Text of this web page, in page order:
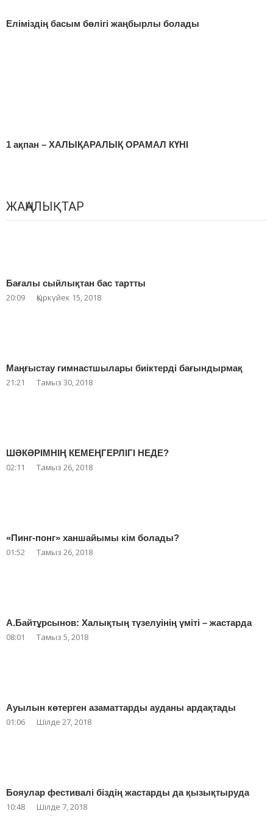
Еліміздің басым бөлігі жаңбырлы болады
1 ақпан – ХАЛЫҚАРАЛЫҚ ОРАМАЛ КҮНІ
ЖАҢАЛЫҚТАР
Бағалы сыйлықтан бас тартты
20:09 Қыркүйек 15, 2018
Маңғыстау гимнастшылары биіктерді бағындырмақ
21:21 Тамыз 30, 2018
ШӘКӘРІМНІҢ КЕМЕҢГЕРЛІГІ НЕДЕ?
02:11 Тамыз 26, 2018
«Пинг-понг» ханшайымы кім болады?
01:52 Тамыз 26, 2018
А.Байтұрсынов: Халықтың түзелуінің үміті – жастарда
08:01 Тамыз 5, 2018
Ауылын көтерген азаматтарды ауданы ардақтады
01:06 Шілде 27, 2018
Бояулар фестивалі біздің жастарды да қызықтыруда
10:48 Шілде 7, 2018